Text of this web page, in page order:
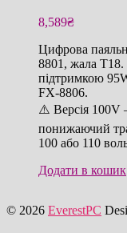
8,589₴
Цифрова
8801, жала T18.
підтримкою
FX-8806.
⚠️ Версія 100V
понижаючий
100 або 110
Додати в кошик
© 2026 EverestPC